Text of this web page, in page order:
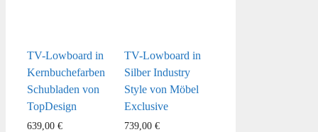
TV-Lowboard in
Kernbuchefarben
Schubladen von
TopDesign
639,00 €
TV-Lowboard in
Silber Industry
Style von Möbel
Exclusive
739,00€